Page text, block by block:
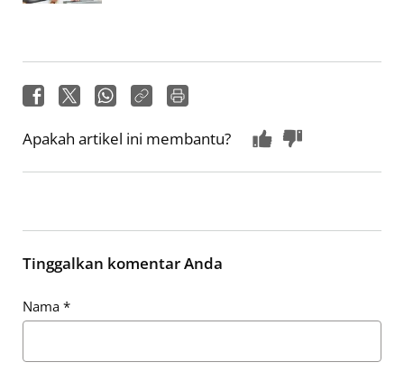
Apakah artikel ini membantu?
Tinggalkan komentar Anda
Nama *